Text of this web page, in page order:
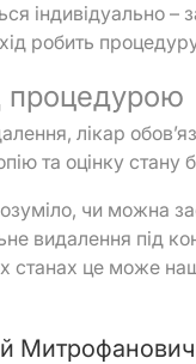
індивідуально –
робить
процедурою
лікар
та оцінку стану
чи можна
видалення під
станах це може
Митрофанович